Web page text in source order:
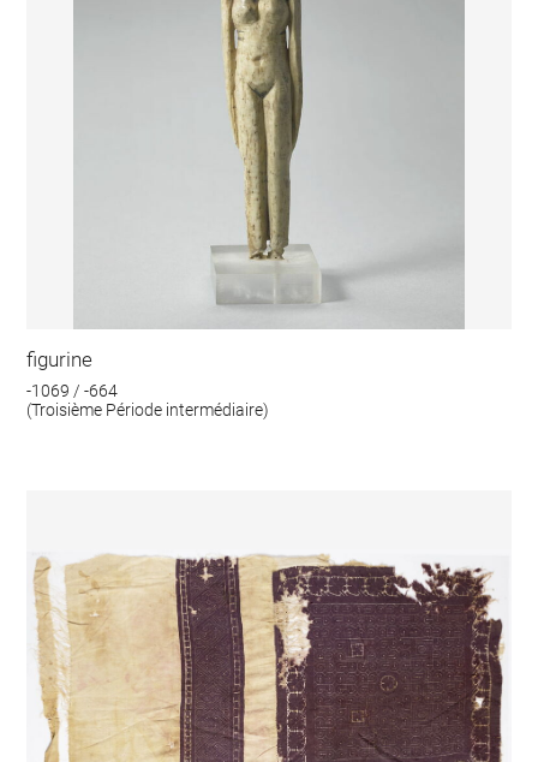
figurine
-1069 / -664
(Troisième Période intermédiaire)